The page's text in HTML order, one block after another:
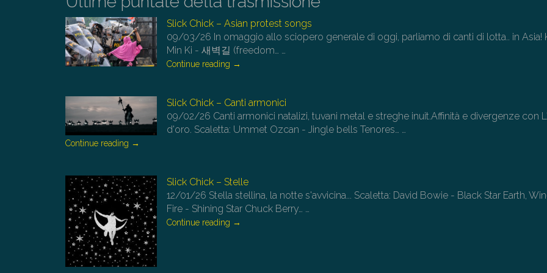
Slick Chick – Asian protest songs
09/03/26 In omaggio allo sciopero generale di oggi, parliamo di canti di lotta.. in Asia!
Min Ki - 새벽길 (freedom… …
Continue reading →
Slick Chick – Canti armonici
09/02/26 Canti armonici natalizi, tuvani metal e streghe inuit.Affinità e divergenze con
d'oro. Scaletta: Ummet Ozcan - Jingle bells Tenores… …
Continue reading →
Slick Chick – Stelle
12/01/26 Stella stellina, la notte s'avvicina... Scaletta: David Bowie - Black Star Earth,
Fire - Shining Star Chuck Berry… …
Continue reading →